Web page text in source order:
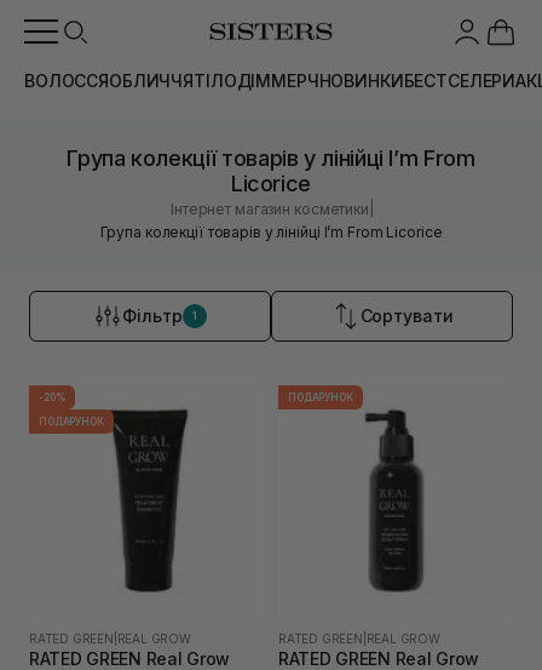
ВОЛОССЯОБЛИЧЧЯТІЛОДІММЕРЧНОВИНКИБЕСТСЕЛЕРИ
Група колекції товарів у лінійці I’m From
Licorice
Інтернет магазин косметики
Група колекції товарів у лінійці I’m From Licorice
Фільтр 1 Сортувати
-20%
ПОДАРУНОК
RATED GREEN REAL GROW
RATED GREEN Real Grow
ПОДАРУНОК
RATED GREEN REAL GROW
RATED GREEN Real Grow